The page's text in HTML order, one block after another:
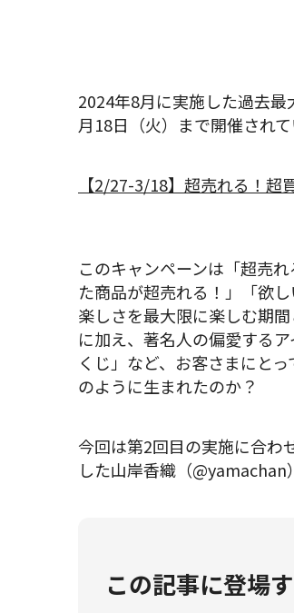
2024年8月に実施した過去
月18日（火）まで開催されて
【2/27-3/18】超売れる！超
このキャンペーンは「超売
た商品が超売れる！」「欲
楽しさを最大限に楽しむ期
に加え、著名人の偏愛する
くじ」など、お客さまにと
のように生まれたのか？
今回は第2回目の実施に合わ
した山岸香織（
この記事に登場